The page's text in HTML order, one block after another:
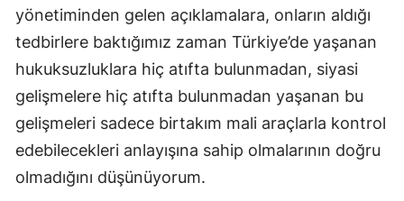
yönetiminden gelen açıklamalara, onların aldığı
tedbirlere baktığımız zaman Türkiye’de yaşanan
hukuksuzluklara hiç atıfta bulunmadan, siyasi
gelişmelere hiç atıfta bulunmadan yaşanan bu
gelişmeleri sadece birtakım mali araçlarla kontrol
edebilecekleri anlayışına sahip olmalarının doğru
olmadığını düşünüyorum.